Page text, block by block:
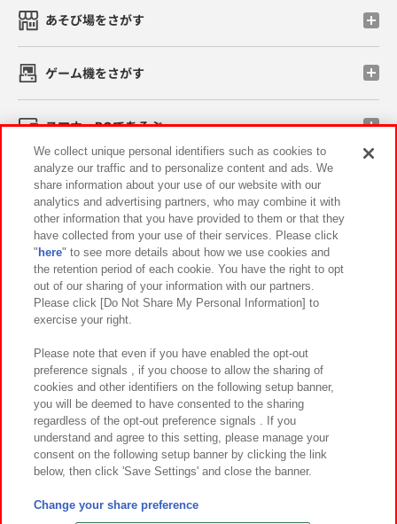
あそび場をさがす
ゲーム機をさがす
スマホ・PCであそぶ
イベント・キャンペーン
関連会社 サステナビリティ サイトポリシー
プライバシーポリシー ウェブアクセシビリティ方針と検証結果
お取引先さまとともに
カスタマーハラスメント対応方針 よくあるご質問・お問い合わせ
©Bandai Namco Amusement Inc.
©Bandai Namco Amusement Lab Inc.
We collect unique personal identifiers such as cookies to
analyze our traffic and to personalize content and ads. We
share information about your use of our website with our
analytics and advertising partners, who may combine it with
other information that you have provided to them or that they
have collected from your use of their services. Please click
" here" to see more details about how we use cookies and
the retention period of each cookie. You have the right to opt
out of our sharing of your information with our partners.
Please click [Do Not Share My Personal Information] to
exercise your right.
Please note that even if you have enabled the opt-out
preference signals , if you choose to allow the sharing of
cookies and other identifiers on the following setup banner,
you will be deemed to have consented to the sharing
regardless of the opt-out preference signals . If you
understand and agree to this setting, please manage your
consent on the following setup banner by clicking the link
below, then click 'Save Settings' and close the banner.
Change your share preference